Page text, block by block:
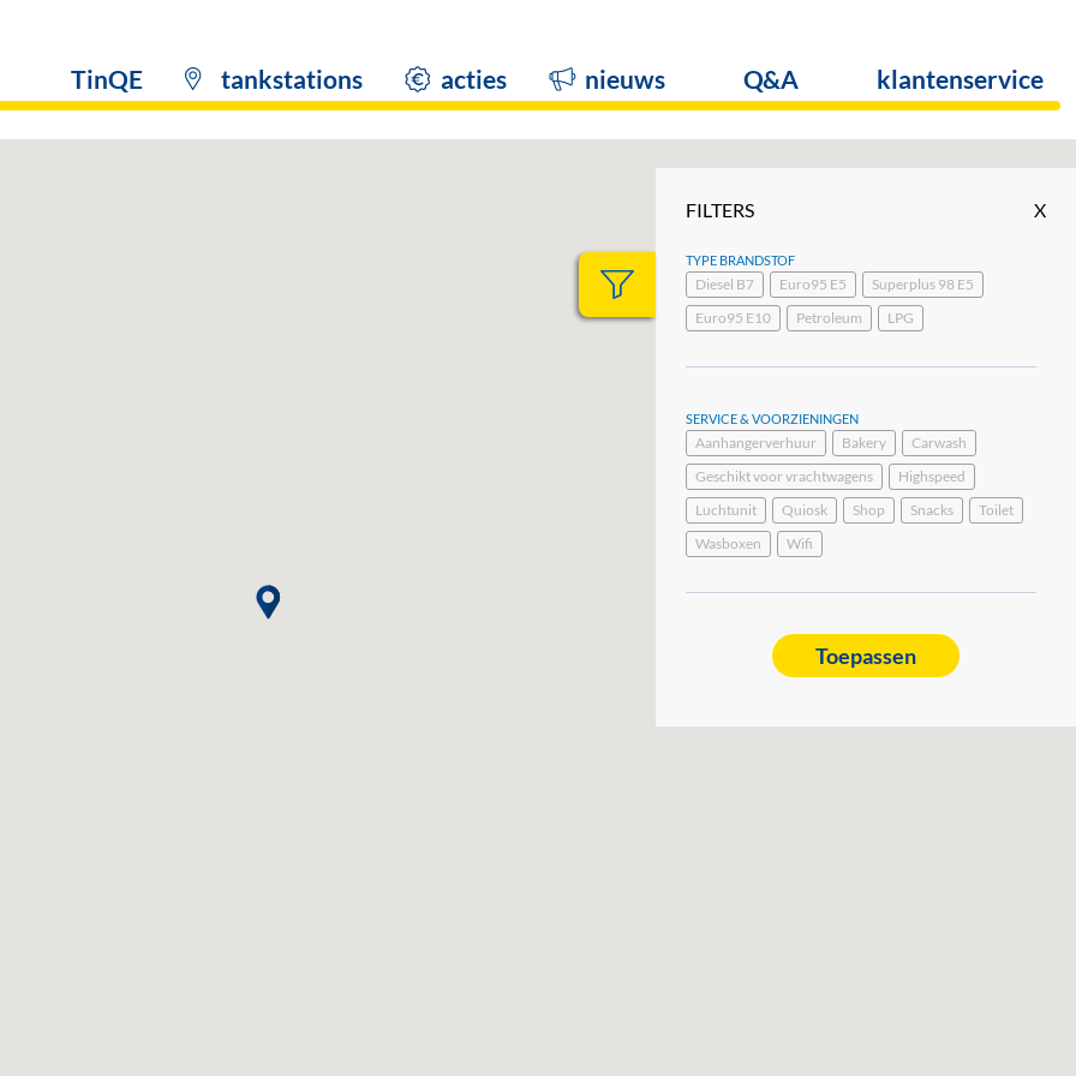
TinQE tankstations acties nieuws Q&A klantenservice
FILTERS X
TYPE BRANDSTOF
Diesel B7 Euro95 E5
Superplus 98 E5
Euro95 E10
Petroleum LPG
SERVICE & VOORZIENINGEN
Aanhangerverhuur Bakery
Carwash
Geschikt voor vrachtwagens
Highspeed
Luchtunit
Quiosk Shop Snacks
Toilet
Wasboxen
Wifi